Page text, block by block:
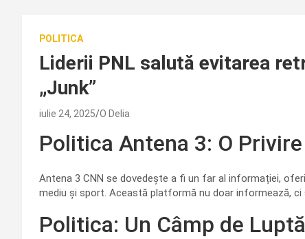
POLITICA
Liderii PNL salută evitarea
„Junk”
iulie 24, 2025 O Delia
Politica Antena 3: O
Antena 3 CNN se dovedește a fi un far al informației,
mediu și sport. Această platformă nu doar informează,
Politica: Un Câmp de